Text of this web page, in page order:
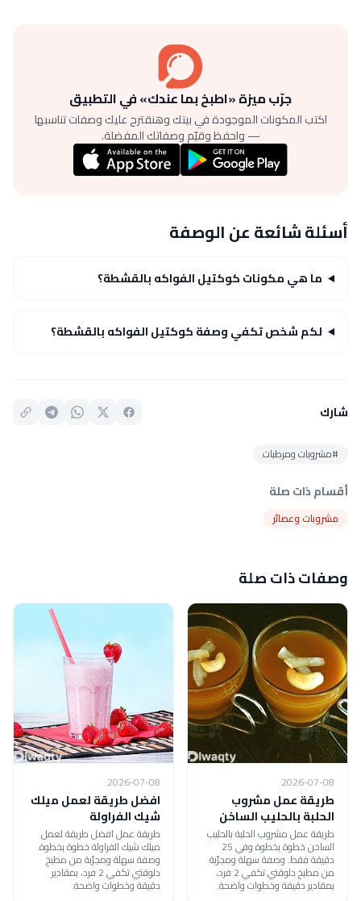
جرّب ميزة «اطبخ بما عندك» في التطبيق
اكتب المكونات الموجودة في بيتك وهنقترح عليك وصفات تناسبها
— واحفظ وقيّم وصفاتك المفضلة.
أسئلة شائعة عن الوصفة
ما هي مكونات كوكتيل الفواكه بالقشطة؟
لكم شخص تكفي وصفة كوكتيل الفواكه بالقشطة؟
شارك
#مشروبات ومرطبات
أقسام ذات صلة
مشروبات وعصائر
وصفات ذات صلة
2026-07-08
طريقة عمل مشروب
الحلبة بالحليب الساخن
طريقة عمل مشروب الحلبة بالحليب
الساخن خطوة بخطوة وفي 25
دقيقة فقط. وصفة سهلة ومجرّبة
من مطبخ دلوقتي تكفي 2 فرد،
بمقادير دقيقة وخطوات واضحة.
2026-07-08
افضل طريقة لعمل ميلك
شيك الفراولة
طريقة عمل افضل طريقة لعمل
ميلك شيك الفراولة خطوة بخطوة.
وصفة سهلة ومجرّبة من مطبخ
دلوقتي تكفي 2 فرد، بمقادير
دقيقة وخطوات واضحة.